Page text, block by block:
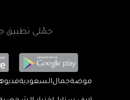
حمّلي تطبيق
موضةجمالالسعودية